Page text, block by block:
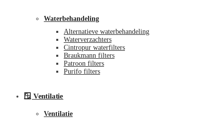
Waterbehandeling
Alternatieve waterbehandeling
Waterverzachters
Cintropur waterfilters
Braukmann filters
Patroon filters
Purifo filters
🪟 Ventilatie
Ventilatie